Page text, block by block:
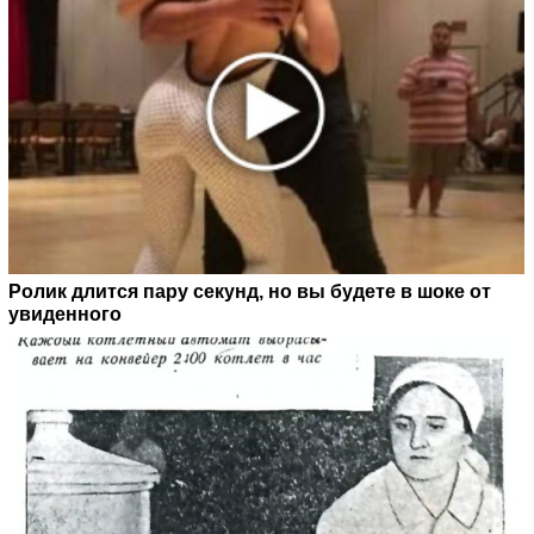
Ролик длится пару секунд, но вы будете в шоке от
увиденного